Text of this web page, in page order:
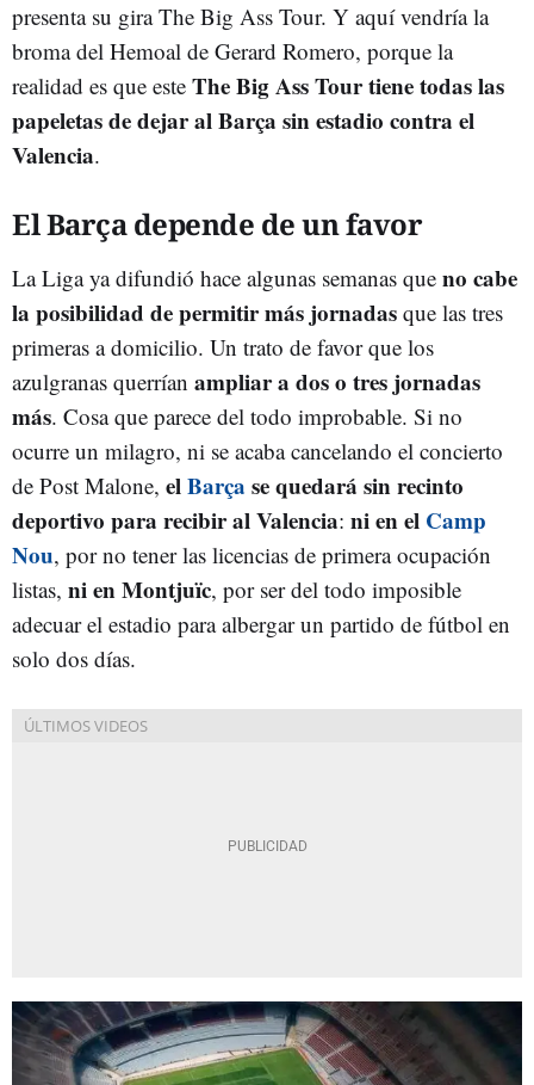
presenta su gira The Big Ass Tour. Y aquí vendría la
broma del Hemoal de Gerard Romero, porque la
realidad es que este The Big Ass Tour tiene todas las
papeletas de dejar al Barça sin estadio contra el
Valencia.
El Barça depende de un favor
La Liga ya difundió hace algunas semanas que no cabe
la posibilidad de permitir más jornadas que las tres
primeras a domicilio. Un trato de favor que los
azulgranas querrían ampliar a dos o tres jornadas
más. Cosa que parece del todo improbable. Si no
ocurre un milagro, ni se acaba cancelando el concierto
de Post Malone, elBarça se quedará sin recinto
deportivo para recibir al Valencia: ni en el Camp
Nou, por no tener las licencias de primera ocupación
listas, ni en Montjuïc, por ser del todo imposible
adecuar el estadio para albergar un partido de fútbol en
solo dos días.